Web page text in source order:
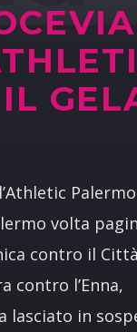
Palermo
volta
contro il
contro l’Enna,
in